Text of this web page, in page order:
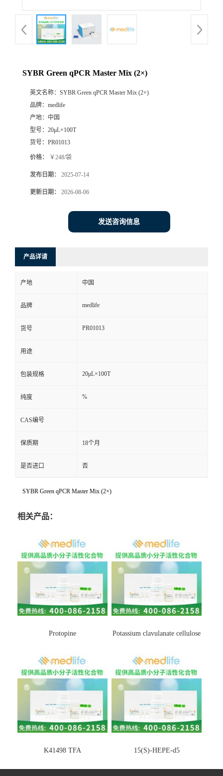
SYBR Green qPCR Master Mix (2×)
英文名称： SYBR Green qPCR Master Mix (2×)
品牌： medlife
产地： 中国
型号： 20μL×100T
货号： PR01013
价格： ￥248/袋
发布日期： 2025-07-14
更新日期： 2026-08-06
发送咨询信息
产品详请
产地 中国
品牌 medlife
货号 PR01013
用途
包装规格 20μL×100T
纯度 %
CAS编号
保质期 18个月
是否进口 否
SYBR Green qPCR Master Mix (2×)
相关产品：
Protopine Potassium clavulanate cellulose
K41498 TFA 15(S)-HEPE-d5